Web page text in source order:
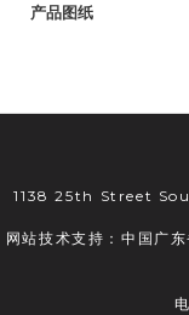
产品图纸
1138 25th Street
网站技术支持：中国广